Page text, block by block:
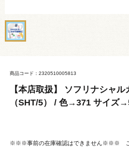
商品コード：2320510005813
【本店取扱】 ソフリナシャ
（SHT/5） / 色→371 サイズ
※※※事前の在庫確認はできません※※※ こ